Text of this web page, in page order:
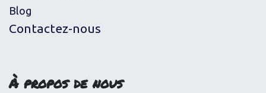
Blog
Contactez-nous
À propos de nous